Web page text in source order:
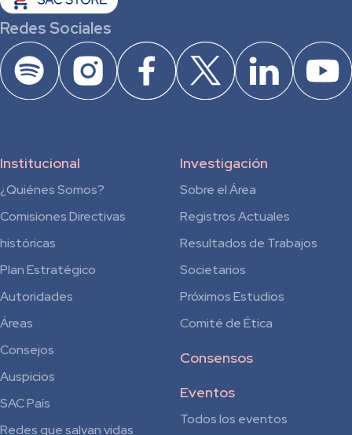
Redes Sociales
Institucional
¿Quiénes Somos?
Comisiones Directivas
históricas
Plan Estratégico
Autoridades
Áreas
Consejos
Auspicios
SAC País
Redes que salvan vidas
Investigación
Sobre el Área
Registros Actuales
Resultados de Trabajos
Societarios
Próximos Estudios
Comité de Ética
Consensos
Eventos
Todos los eventos